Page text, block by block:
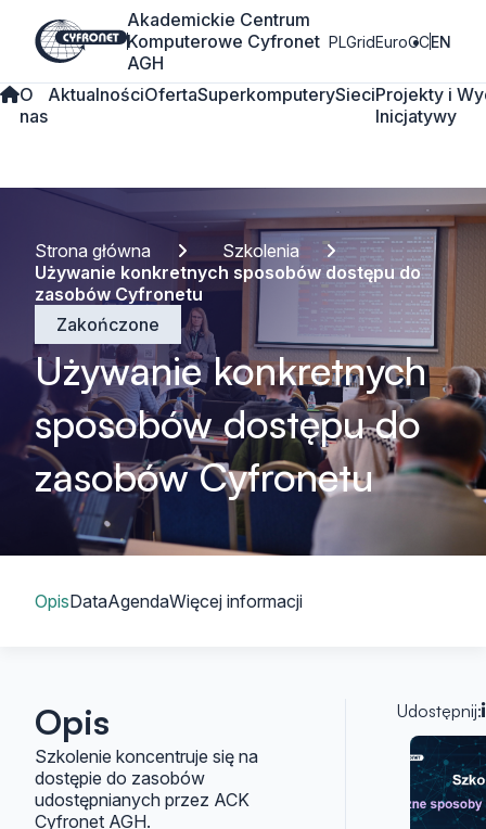
Akademickie Centrum
Komputerowe Cyfronet
AGH
PLGridEuroCCEN
O
nas
AktualnościOfertaSuperkomputerySieciProjekty i
Inicjatywy
Strona główna
Szkolenia
Używanie konkretnych sposobów dostępu do
zasobów Cyfronetu
Zakończone
Używanie konkretnych
sposobów dostępu do
zasobów Cyfronetu
OpisDataAgendaWięcej informacji
Opis
Szkolenie koncentruje się na
dostępie do zasobów
udostępnianych przez ACK
Cyfronet AGH.
Udostępnij: